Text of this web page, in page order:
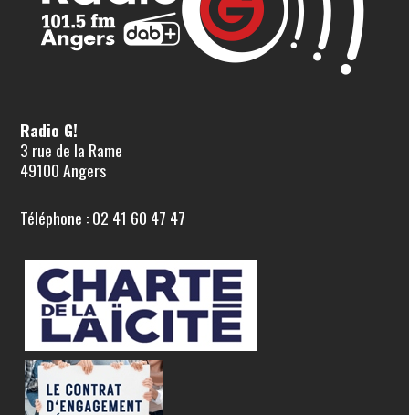
Radio G!
3 rue de la Rame
49100 Angers
Téléphone : 02 41 60 47 47